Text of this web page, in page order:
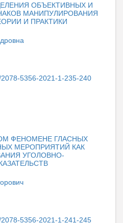
ОБЪЕКТИВНЫХ И
МАНИПУЛИРОВАНИЯ
И ПРАКТИКИ
5356-2021-1-235-240
ФЕНОМЕНЕ ГЛАСНЫХ
МЕРОПРИЯТИЙ КАК
УГОЛОВНО-
5356-2021-1-241-245